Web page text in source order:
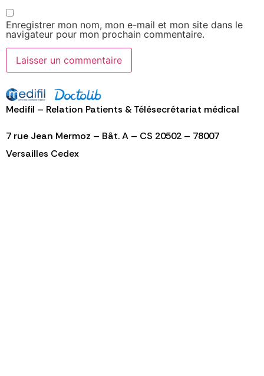
Enregistrer mon nom, mon e-mail et mon site dans le
navigateur pour mon prochain commentaire.
Alternative:
Medifil – Relation Patients & Télésecrétariat médical
7 rue Jean Mermoz – Bât. A – CS 20502 – 78007
Versailles Cedex